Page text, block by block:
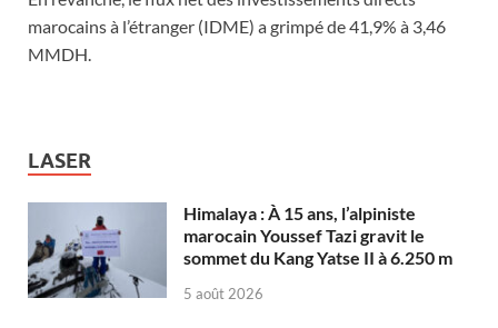
marocains à l’étranger (IDME) a grimpé de 41,9% à 3,46
MMDH.
LASER
Himalaya : À 15 ans, l’alpiniste
marocain Youssef Tazi gravit le
sommet du Kang Yatse II à 6.250 m
5 août 2026